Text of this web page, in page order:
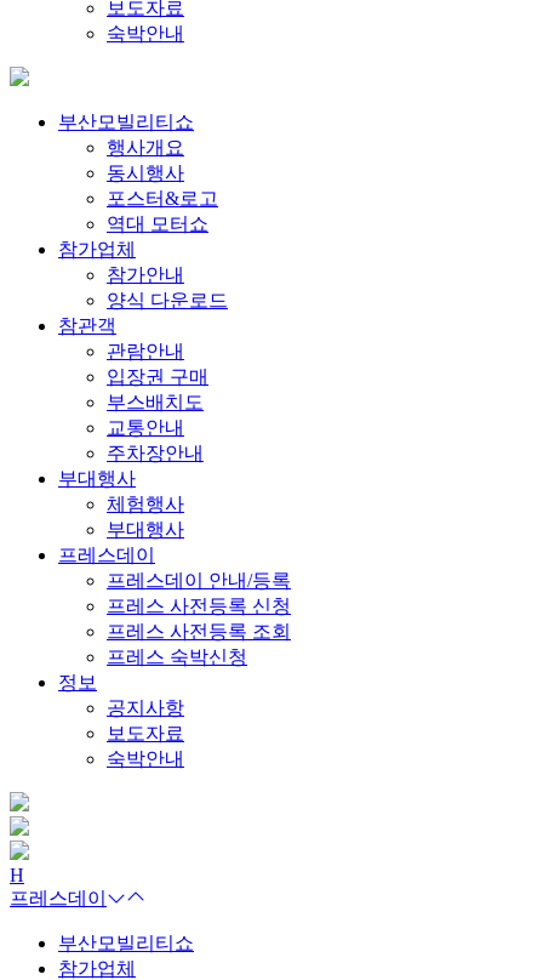
보도자료
숙박안내
부산모빌리티쇼
행사개요
동시행사
포스터&로고
역대 모터쇼
참가업체
참가안내
양식 다운로드
참관객
관람안내
입장권 구매
부스배치도
교통안내
주차장안내
부대행사
체험행사
부대행사
프레스데이
프레스데이 안내/등록
프레스 사전등록 신청
프레스 사전등록 조회
프레스 숙박신청
정보
공지사항
보도자료
숙박안내
H
프레스데이
부산모빌리티쇼
참가업체